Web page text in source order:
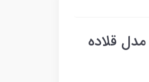
مدل قلاده